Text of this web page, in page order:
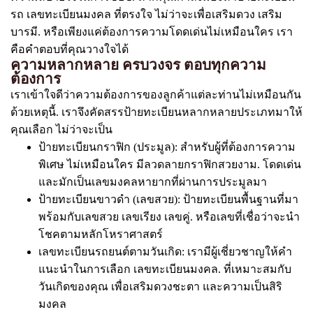
รถ เลขทะเบียนมงคล ที่ตรงใจ ไม่ว่าจะเพื่อเสริมดวง เสริม
บารมี. หรือเพียงแค่ต้องการความโดดเด่นไม่เหมือนใคร เรา
คือคำตอบที่คุณวางใจได้
ความหลากหลาย ครบวงจร ตอบทุกความ
ต้องการ
เราเข้าใจดีว่าความต้องการของลูกค้าแต่ละท่านไม่เหมือนกัน
ด้วยเหตุนี้. เราจึงคัดสรรป้ายทะเบียนหลากหลายประเภทมาให้
คุณเลือก ไม่ว่าจะเป็น
ป้ายทะเบียนกราฟิก (ประมูล): สำหรับผู้ที่ต้องการความ
พิเศษ ไม่เหมือนใคร มีลวดลายกราฟิกสวยงาม. โดดเด่น
และมักเป็นเลขมงคลหายากที่ผ่านการประมูลมา
ป้ายทะเบียนขาวดำ (เลขสวย): ป้ายทะเบียนพื้นฐานที่มา
พร้อมกับเลขสวย เลขเรียง เลขคู่. หรือเลขที่เชื่อว่าจะนำ
โชคตามหลักโหราศาสตร์
เลขทะเบียนรถยนต์ตามวันเกิด: เรามีผู้เชี่ยวชาญให้คำ
แนะนำในการเลือก เลขทะเบียนมงคล. ที่เหมาะสมกับ
วันเกิดของคุณ เพื่อเสริมดวงชะตา และความเป็นสิริ
มงคล